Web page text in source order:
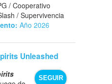
/ Cooperativo
/ Supervivencia
Año 2026
Unleashed
SEGUIR